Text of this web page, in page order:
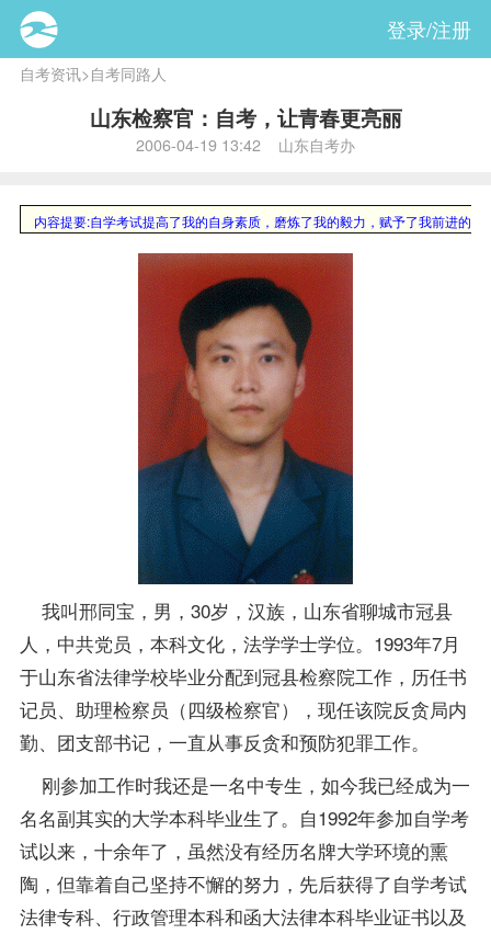
登录/注册
自考资讯>自考同路人
山东检察官：自考，让青春更亮丽
2006-04-19 13:42 山东自考办
内容提要:自学考试提高了我的自身素质，磨炼了我的毅力，赋予了我前进的动
我叫邢同宝，男，30岁，汉族，山东省聊城市冠县
人，中共党员，本科文化，法学学士学位。1993年7月
于山东省法律学校毕业分配到冠县检察院工作，历任书
记员、助理检察员（四级检察官），现任该院反贪局内
勤、团支部书记，一直从事反贪和预防犯罪工作。
刚参加工作时我还是一名中专生，如今我已经成为一
名名副其实的大学本科毕业生了。自1992年参加自学考
试以来，十余年了，虽然没有经历名牌大学环境的熏
陶，但靠着自己坚持不懈的努力，先后获得了自学考试
法律专科、行政管理本科和函大法律本科毕业证书以及